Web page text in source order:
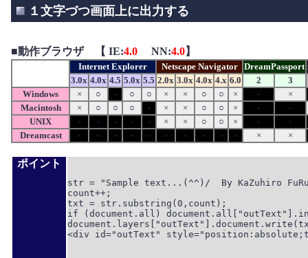
１文字づつ画面上に出力する
■動作ブラウザ 【 IE:4.0 NN:4.0】
Internet Explorer Netscape Navigator DreamPassport
3.0x 4.0x 4.5 5.0x 5.5 2.0x 3.0x 4.0x 4.x 6.0 2
3
Windows
× ○ - ○ ○ × × ○ ○ × -
×
Macintosh
× ○ ○ ○ - × × ○ ○ × -
-
UNIX
- - - - - × × ○ ○ × -
-
Dreamcast
- - - - - - - - - - × ×
ポイント
str = "Sample text...(^^)/  By KaZuhiro
count++;
txt = str.substring(0,count);
if (document.all)
<div id="outText"